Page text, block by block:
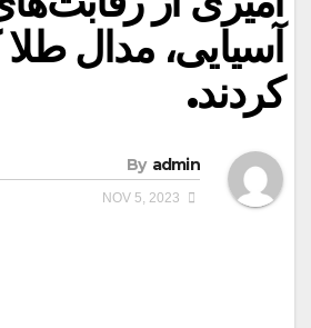
آسیایی، مدال
کردند.
By admin